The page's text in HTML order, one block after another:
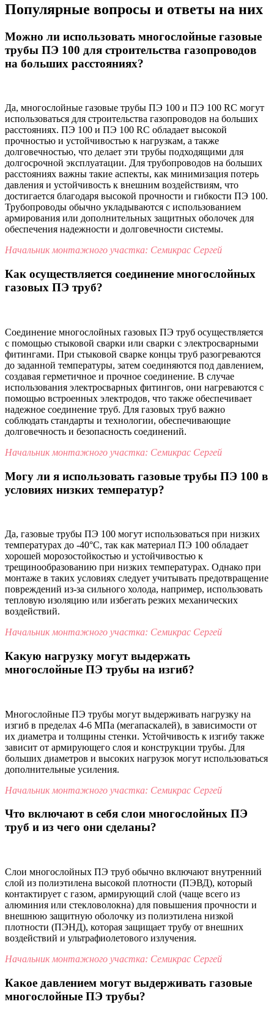
Популярные вопросы и ответы на них
Можно ли использовать многослойные газовые
трубы ПЭ 100 для строительства газопроводов
на больших расстояниях?
Да, многослойные газовые трубы ПЭ 100 и ПЭ 100 RC могут
использоваться для строительства газопроводов на больших
расстояниях. ПЭ 100 и ПЭ 100 RC обладает высокой
прочностью и устойчивостью к нагрузкам, а также
долговечностью, что делает эти трубы подходящими для
долгосрочной эксплуатации. Для трубопроводов на больших
расстояниях важны такие аспекты, как минимизация потерь
давления и устойчивость к внешним воздействиям, что
достигается благодаря высокой прочности и гибкости ПЭ 100.
Трубопроводы обычно укладываются с использованием
армирования или дополнительных защитных оболочек для
обеспечения надежности и долговечности системы.
Начальник монтажного участка: Семикрас Сергей
Как осуществляется соединение многослойных
газовых ПЭ труб?
Соединение многослойных газовых ПЭ труб осуществляется
с помощью стыковой сварки или сварки с электросварными
фитингами. При стыковой сварке концы труб разогреваются
до заданной температуры, затем соединяются под давлением,
создавая герметичное и прочное соединение. В случае
использования электросварных фитингов, они нагреваются с
помощью встроенных электродов, что также обеспечивает
надежное соединение труб. Для газовых труб важно
соблюдать стандарты и технологии, обеспечивающие
долговечность и безопасность соединений.
Начальник монтажного участка: Семикрас Сергей
Могу ли я использовать газовые трубы ПЭ 100 в
условиях низких температур?
Да, газовые трубы ПЭ 100 могут использоваться при низких
температурах до -40°C, так как материал ПЭ 100 обладает
хорошей морозостойкостью и устойчивостью к
трещинообразованию при низких температурах. Однако при
монтаже в таких условиях следует учитывать предотвращение
повреждений из-за сильного холода, например, использовать
тепловую изоляцию или избегать резких механических
воздействий.
Начальник монтажного участка: Семикрас Сергей
Какую нагрузку могут выдержать
многослойные ПЭ трубы на изгиб?
Многослойные ПЭ трубы могут выдерживать нагрузку на
изгиб в пределах 4-6 МПа (мегапаскалей), в зависимости от
их диаметра и толщины стенки. Устойчивость к изгибу также
зависит от армирующего слоя и конструкции трубы. Для
больших диаметров и высоких нагрузок могут использоваться
дополнительные усиления.
Начальник монтажного участка: Семикрас Сергей
Что включают в себя слои многослойных ПЭ
труб и из чего они сделаны?
Слои многослойных ПЭ труб обычно включают внутренний
слой из полиэтилена высокой плотности (ПЭВД), который
контактирует с газом, армирующий слой (чаще всего из
алюминия или стекловолокна) для повышения прочности и
внешнюю защитную оболочку из полиэтилена низкой
плотности (ПЭНД), которая защищает трубу от внешних
воздействий и ультрафиолетового излучения.
Начальник монтажного участка: Семикрас Сергей
Какое давлением могут выдерживать газовые
многослойные ПЭ трубы?